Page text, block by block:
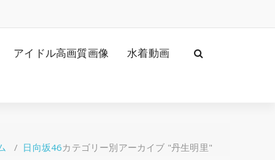
アイドル高画質画像 水着動画
/ 日向坂46カテゴリー別アーカイブ "丹生明里"